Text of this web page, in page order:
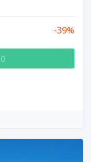
39